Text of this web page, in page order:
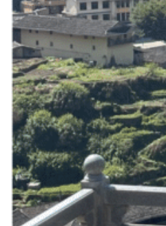
Guizhou 贵州
Hubei
Sichuan 四川
Tibet 西藏
Yunnan 云南
Circuits
Organisation
Circuits sur
Nos Petits
Ambiance
Classique et
Culture &
Nature et grands
Famille et enfants
Trekking et
Luxe et exception
Où et quand partir ?